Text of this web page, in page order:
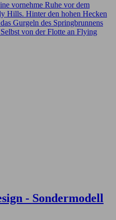
vornehme Ruhe vor dem
Hills. Hinter den hohen Hecken
Gurgeln des Springbrunnens
von der Flotte an Flying
- Sondermodell